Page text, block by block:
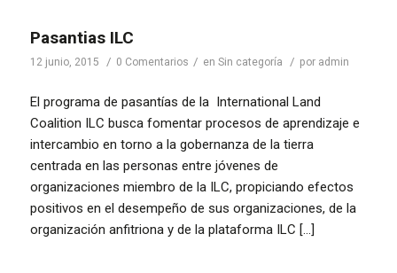
Pasantias ILC
12 junio, 2015 / 0 Comentarios / en Sin categoría / por admin
El programa de pasantías de la International Land
Coalition ILC busca fomentar procesos de aprendizaje e
intercambio en torno a la gobernanza de la tierra
centrada en las personas entre jóvenes de
organizaciones miembro de la ILC, propiciando efectos
positivos en el desempeño de sus organizaciones, de la
organización anfitriona y de la plataforma ILC […]